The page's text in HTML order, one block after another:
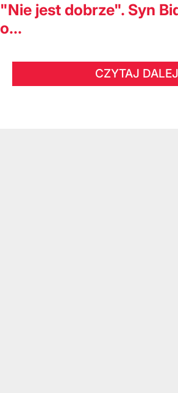
"Nie jest dobrze". Syn
o...
CZYTAJ DALEJ